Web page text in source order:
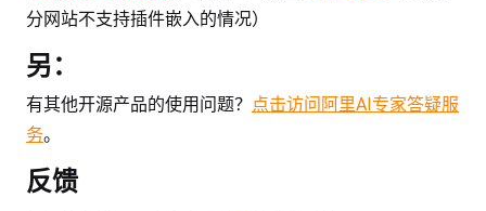
分网站不支持插件嵌入的情况）
另：
有其他开源产品的使用问题？ 点击访问阿里AI专家答疑服
务。
反馈